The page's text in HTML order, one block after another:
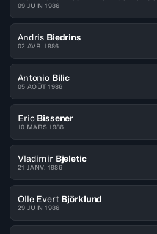
09 JUIN 1986
Andris Biedrins
02 AVR. 1986
Antonio Bilic
05 AOÛT 1986
Eric Bissener
10 MARS 1986
Vladimir Bjeletic
21 JANV. 1986
Olle Evert Björklund
29 JUIN 1986